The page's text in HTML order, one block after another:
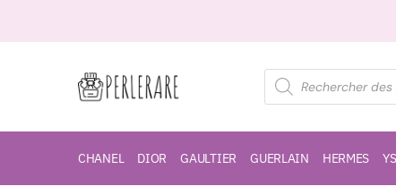
CHANEL DIOR GAULTIER GUERLAIN HERMES